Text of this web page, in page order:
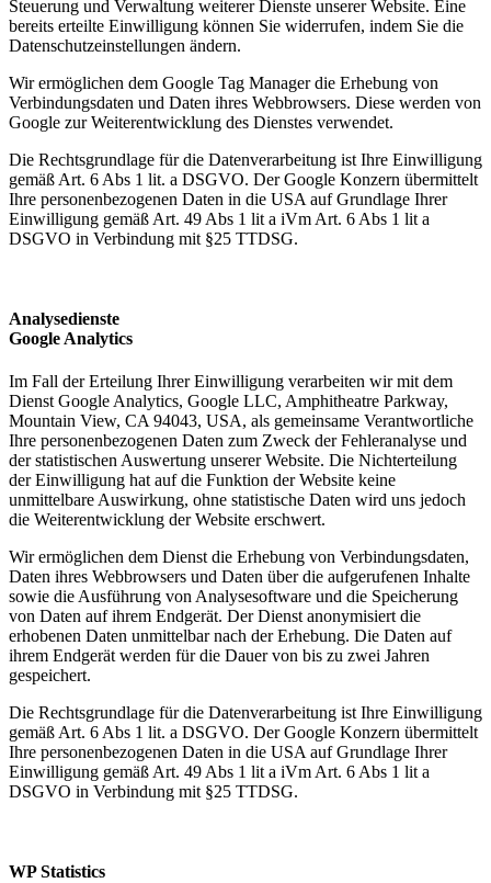
Steuerung und Verwaltung weiterer Dienste unserer Website. Eine
bereits erteilte Einwilligung können Sie widerrufen, indem Sie die
Datenschutzeinstellungen ändern.
Wir ermöglichen dem Google Tag Manager die Erhebung von
Verbindungsdaten und Daten ihres Webbrowsers. Diese werden von
Google zur Weiterentwicklung des Dienstes verwendet.
Die Rechtsgrundlage für die Datenverarbeitung ist Ihre Einwilligung
gemäß Art. 6 Abs 1 lit. a DSGVO. Der Google Konzern übermittelt
Ihre personenbezogenen Daten in die USA auf Grundlage Ihrer
Einwilligung gemäß Art. 49 Abs 1 lit a iVm Art. 6 Abs 1 lit a
DSGVO in Verbindung mit §25 TTDSG.
Analysedienste
Google Analytics
Im Fall der Erteilung Ihrer Einwilligung verarbeiten wir mit dem
Dienst Google Analytics, Google LLC, Amphitheatre Parkway,
Mountain View, CA 94043, USA, als gemeinsame Verantwortliche
Ihre personenbezogenen Daten zum Zweck der Fehleranalyse und
der statistischen Auswertung unserer Website. Die Nichterteilung
der Einwilligung hat auf die Funktion der Website keine
unmittelbare Auswirkung, ohne statistische Daten wird uns jedoch
die Weiterentwicklung der Website erschwert.
Wir ermöglichen dem Dienst die Erhebung von Verbindungsdaten,
Daten ihres Webbrowsers und Daten über die aufgerufenen Inhalte
sowie die Ausführung von Analysesoftware und die Speicherung
von Daten auf ihrem Endgerät. Der Dienst anonymisiert die
erhobenen Daten unmittelbar nach der Erhebung. Die Daten auf
ihrem Endgerät werden für die Dauer von bis zu zwei Jahren
gespeichert.
Die Rechtsgrundlage für die Datenverarbeitung ist Ihre Einwilligung
gemäß Art. 6 Abs 1 lit. a DSGVO. Der Google Konzern übermittelt
Ihre personenbezogenen Daten in die USA auf Grundlage Ihrer
Einwilligung gemäß Art. 49 Abs 1 lit a iVm Art. 6 Abs 1 lit a
DSGVO in Verbindung mit §25 TTDSG.
WP Statistics